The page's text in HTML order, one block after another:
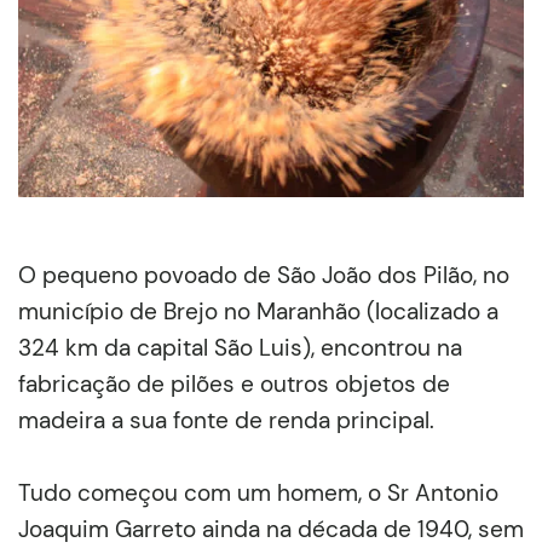
O pequeno povoado de São João dos Pilão, no
município de Brejo no Maranhão (localizado a
324 km da capital São Luis), encontrou na
fabricação de pilões e outros objetos de
madeira a sua fonte de renda principal.
Tudo começou com um homem, o Sr Antonio
Joaquim Garreto ainda na década de 1940, sem